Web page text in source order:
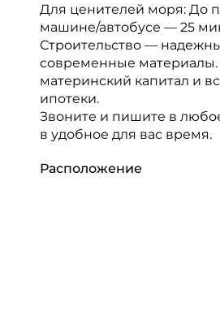
Для ценителей моря: До
машине/автобусе — 25
Строительство —
современные
материнский капитал и
ипотеки.
Звоните и пишите в
в удобное для вас время.
Расположение